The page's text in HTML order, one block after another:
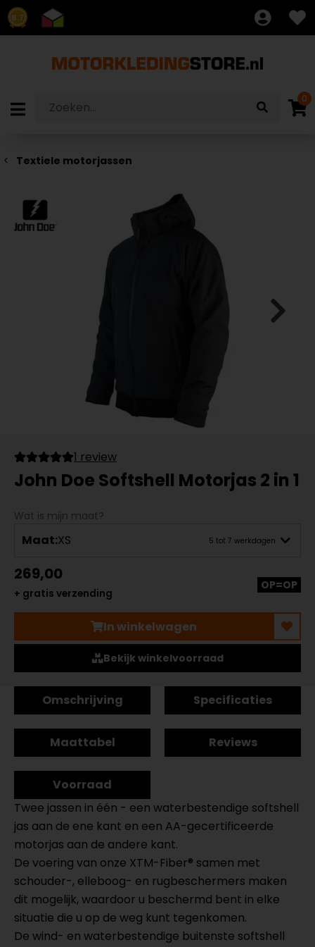
8.7
0
Textiele motorjassen
1 review
John Doe Softshell Motorjas 2 in 1
Wat is mijn maat?
Maat:XS 5 tot 7 werkdagen
269,00
+ gratis verzending
OP=OP
In winkelwagen
Bekijk winkelvoorraad
Omschrijving Specificaties
Maattabel Reviews
Voorraad
Twee jassen in één - een waterbestendige softshell
jas aan de ene kant en een AA-gecertificeerde
motorjas aan de andere kant.
De voering van onze XTM-Fiber® samen met
schouder-, elleboog- en rugbeschermers maken
dit mogelijk, waardoor u beschermd bent in elke
situatie die u op de weg kunt tegenkomen.
De wind- en waterbestendige buitenste softshell